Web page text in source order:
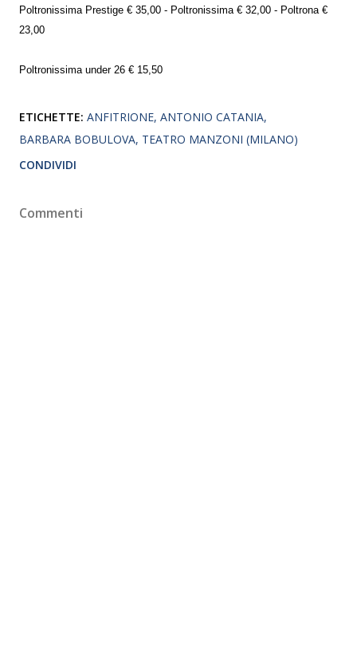
Poltronissima Prestige € 35,00 - Poltronissima € 32,00 - Poltrona €
23,00
Poltronissima under 26 € 15,50
ETICHETTE: ANFITRIONE ANTONIO CATANIA
BARBARA BOBULOVA TEATRO MANZONI (MILANO)
CONDIVIDI
Commenti